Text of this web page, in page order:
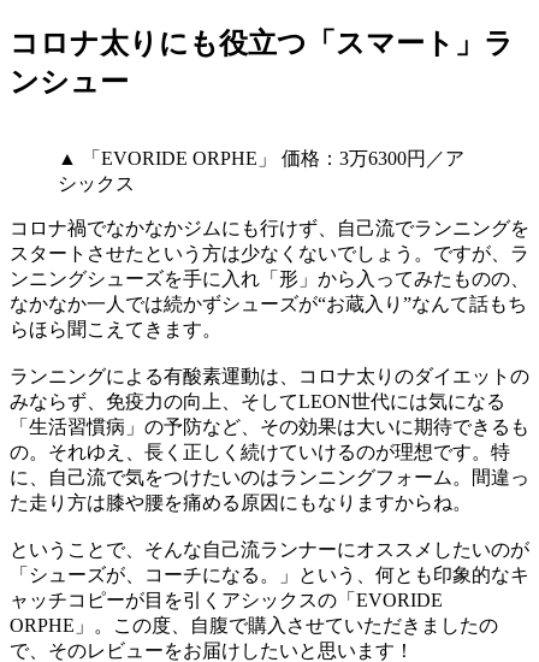
コロナ太りにも役立つ「スマート」ラ
ンシュー
▲ 「EVORIDE ORPHE」 価格：3万6300円／ア
シックス
コロナ禍でなかなかジムにも行けず、自己流でランニングを
スタートさせたという方は少なくないでしょう。ですが、ラ
ンニングシューズを手に入れ「形」から入ってみたものの、
なかなか一人では続かずシューズが“お蔵入り”なんて話もち
らほら聞こえてきます。
ランニングによる有酸素運動は、コロナ太りのダイエットの
みならず、免疫力の向上、そしてLEON世代には気になる
「生活習慣病」の予防など、その効果は大いに期待できるも
の。それゆえ、長く正しく続けていけるのが理想です。特
に、自己流で気をつけたいのはランニングフォーム。間違っ
た走り方は膝や腰を痛める原因にもなりますからね。
ということで、そんな自己流ランナーにオススメしたいのが
「シューズが、コーチになる。」という、何とも印象的なキ
ャッチコピーが目を引くアシックスの「EVORIDE
ORPHE」。この度、自腹で購入させていただきましたの
で、そのレビューをお届けしたいと思います！